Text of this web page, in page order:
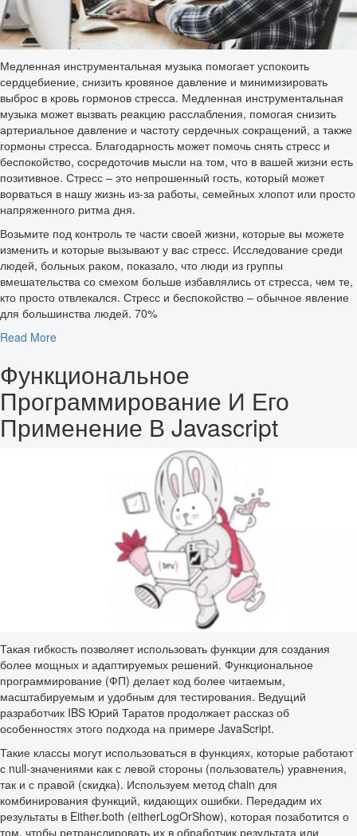
Медленная инструментальная музыка помогает успокоить
сердцебиение, снизить кровяное давление и минимизировать
выброс в кровь гормонов стресса. Медленная инструментальная
музыка может вызвать реакцию расслабления, помогая снизить
артериальное давление и частоту сердечных сокращений, а также
гормоны стресса. Благодарность может помочь снять стресс и
беспокойство, сосредоточив мысли на том, что в вашей жизни есть
позитивное. Стресс – это непрошенный гость, который может
ворваться в нашу жизнь из-за работы, семейных хлопот или просто
напряженного ритма дня.
Возьмите под контроль те части своей жизни, которые вы можете
изменить и которые вызывают у вас стресс. Исследование среди
людей, больных раком, показало, что люди из группы
вмешательства со смехом больше избавлялись от стресса, чем те,
кто просто отвлекался. Стресс и беспокойство – обычное явление
для большинства людей. 70%
Read More
Функциональное
Программирование И Его
Применение В Javascript
Такая гибкость позволяет использовать функции для создания
более мощных и адаптируемых решений. Функциональное
программирование (ФП) делает код более читаемым,
масштабируемым и удобным для тестирования. Ведущий
разработчик IBS Юрий Таратов продолжает рассказ об
особенностях этого подхода на примере JavaScript.
Такие классы могут использоваться в функциях, которые работают
с null-значениями как с левой стороны (пользователь) уравнения,
так и с правой (скидка). Используем метод chain для
комбинирования функций, кидающих ошибки. Передадим их
результаты в Either.both (eitherLogOrShow), которая позаботится о
том, чтобы ретранслировать их в обработчик результата или